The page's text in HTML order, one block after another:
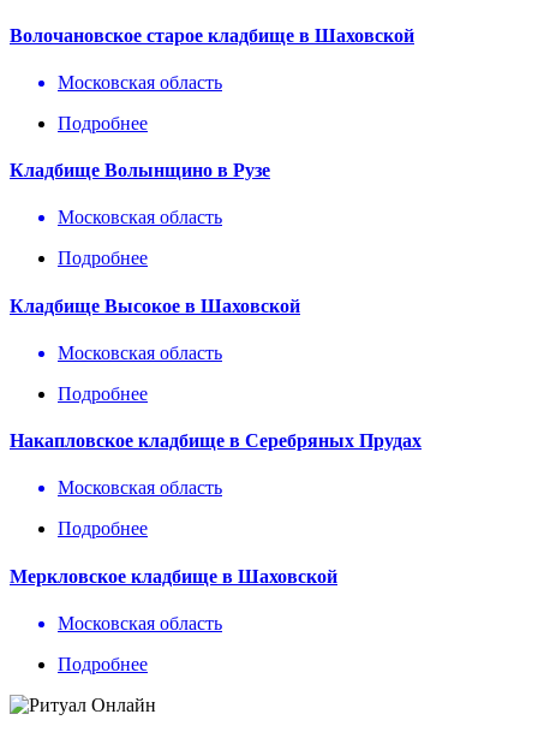
Волочановское старое кладбище в Шаховской
Московская область
Подробнее
Кладбище Волынщино в Рузе
Московская область
Подробнее
Кладбище Высокое в Шаховской
Московская область
Подробнее
Накапловское кладбище в Серебряных Прудах
Московская область
Подробнее
Меркловское кладбище в Шаховской
Московская область
Подробнее